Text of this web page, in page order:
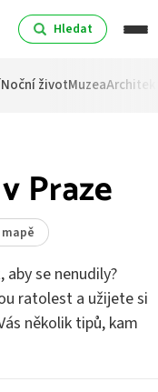
Hledat
Noční životMuzea
Praze
se nenudily?
ratolest a užijete si
několik tipů, kam